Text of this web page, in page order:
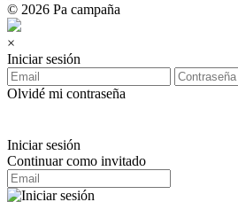
© 2026 Pa campaña
×
Iniciar sesión
Olvidé mi contraseña
Iniciar sesión
Continuar como invitado